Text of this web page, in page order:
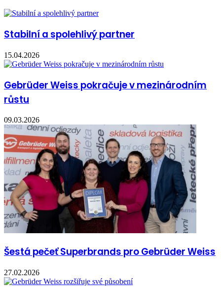
Stabilní a spolehlivý partner
15.04.2026
Gebrüder Weiss pokračuje v mezinárodním
růstu
09.03.2026
Šestá pečeť Superbrands pro Gebrüder Weiss
27.02.2026